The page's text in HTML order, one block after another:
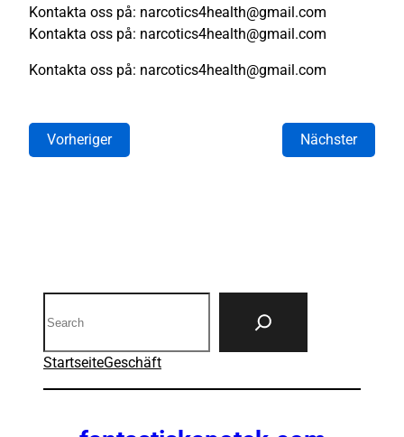
Kontakta oss på: narcotics4health@gmail.com
Kontakta oss på: narcotics4health@gmail.com
Kontakta oss på: narcotics4health@gmail.com
Vorheriger Nächster
StartseiteGeschäft